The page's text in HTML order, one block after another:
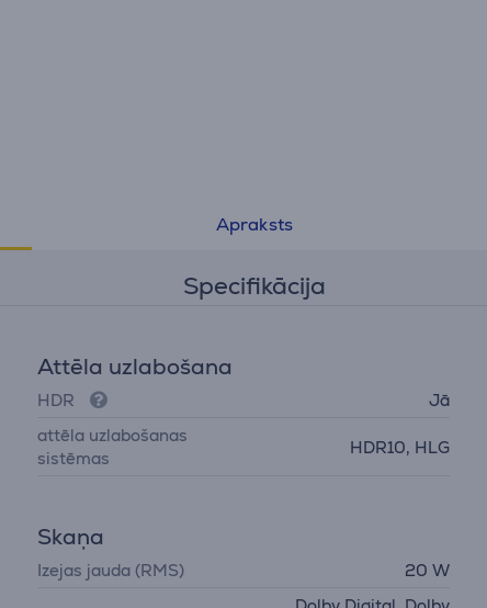
Apraksts
Specifikācija
Attēla uzlabošana
HDR
Jā
attēla uzlabošanas
sistēmas
HDR10, HLG
Skaņa
Izejas jauda (RMS) 20 W